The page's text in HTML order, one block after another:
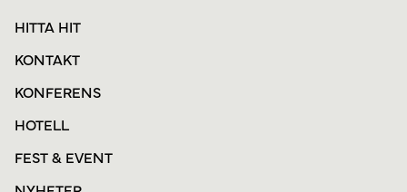
HITTA HIT
KONTAKT
KONFERENS
HOTELL
FEST & EVENT